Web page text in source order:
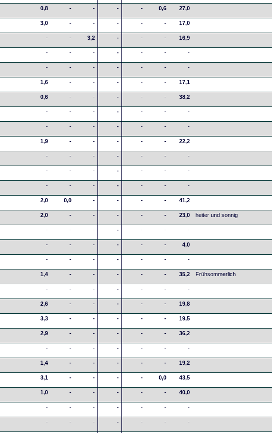
0,8 - - - - 0,6 27,0
3,0 - - - - - 17,0
- - 3,2 - - - 16,9
- - - - - - -
- - - - - - -
1,6 - - - - - 17,1
0,6 - - - - - 38,2
- - - - - - -
- - - - - - -
1,9 - - - - - 22,2
- - - - - - -
- - - - - - -
- - - - - - -
2,0 0,0 - - - - 41,2
2,0 - - - - - 23,0 heiter und sonnig
- - - - - - -
- - - - - - 4,0
- - - - - - -
1,4 - - - - - 35,2 Frühsommerlich
- - - - - - -
2,6 - - - - - 19,8
3,3 - - - - - 19,5
2,9 - - - - - 36,2
- - - - - - -
1,4 - - - - - 19,2
3,1 - - - - 0,0 43,5
1,0 - - - - - 40,0
- - - - - - -
- - - - - - -